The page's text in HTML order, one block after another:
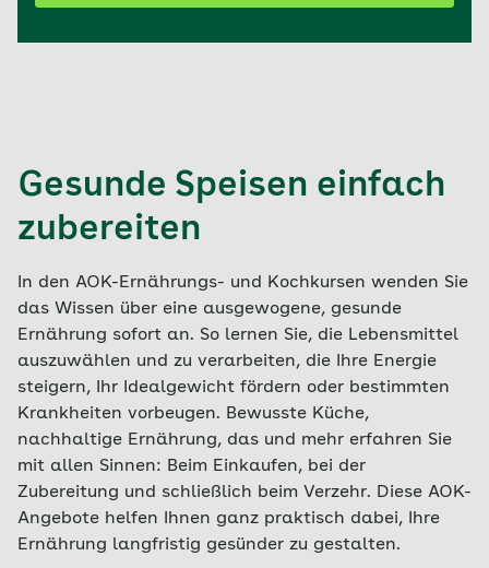
Gesunde Speisen einfach
zubereiten
In den AOK-Ernährungs- und Kochkursen wenden Sie
das Wissen über eine ausgewogene, gesunde
Ernährung sofort an. So lernen Sie, die Lebensmittel
auszuwählen und zu verarbeiten, die Ihre Energie
steigern, Ihr Idealgewicht fördern oder bestimmten
Krankheiten vorbeugen. Bewusste Küche,
nachhaltige Ernährung, das und mehr erfahren Sie
mit allen Sinnen: Beim Einkaufen, bei der
Zubereitung und schließlich beim Verzehr. Diese AOK-
Angebote helfen Ihnen ganz praktisch dabei, Ihre
Ernährung langfristig gesünder zu gestalten.